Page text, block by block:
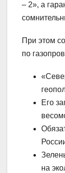
– 2», а
При этом
по
Его
на